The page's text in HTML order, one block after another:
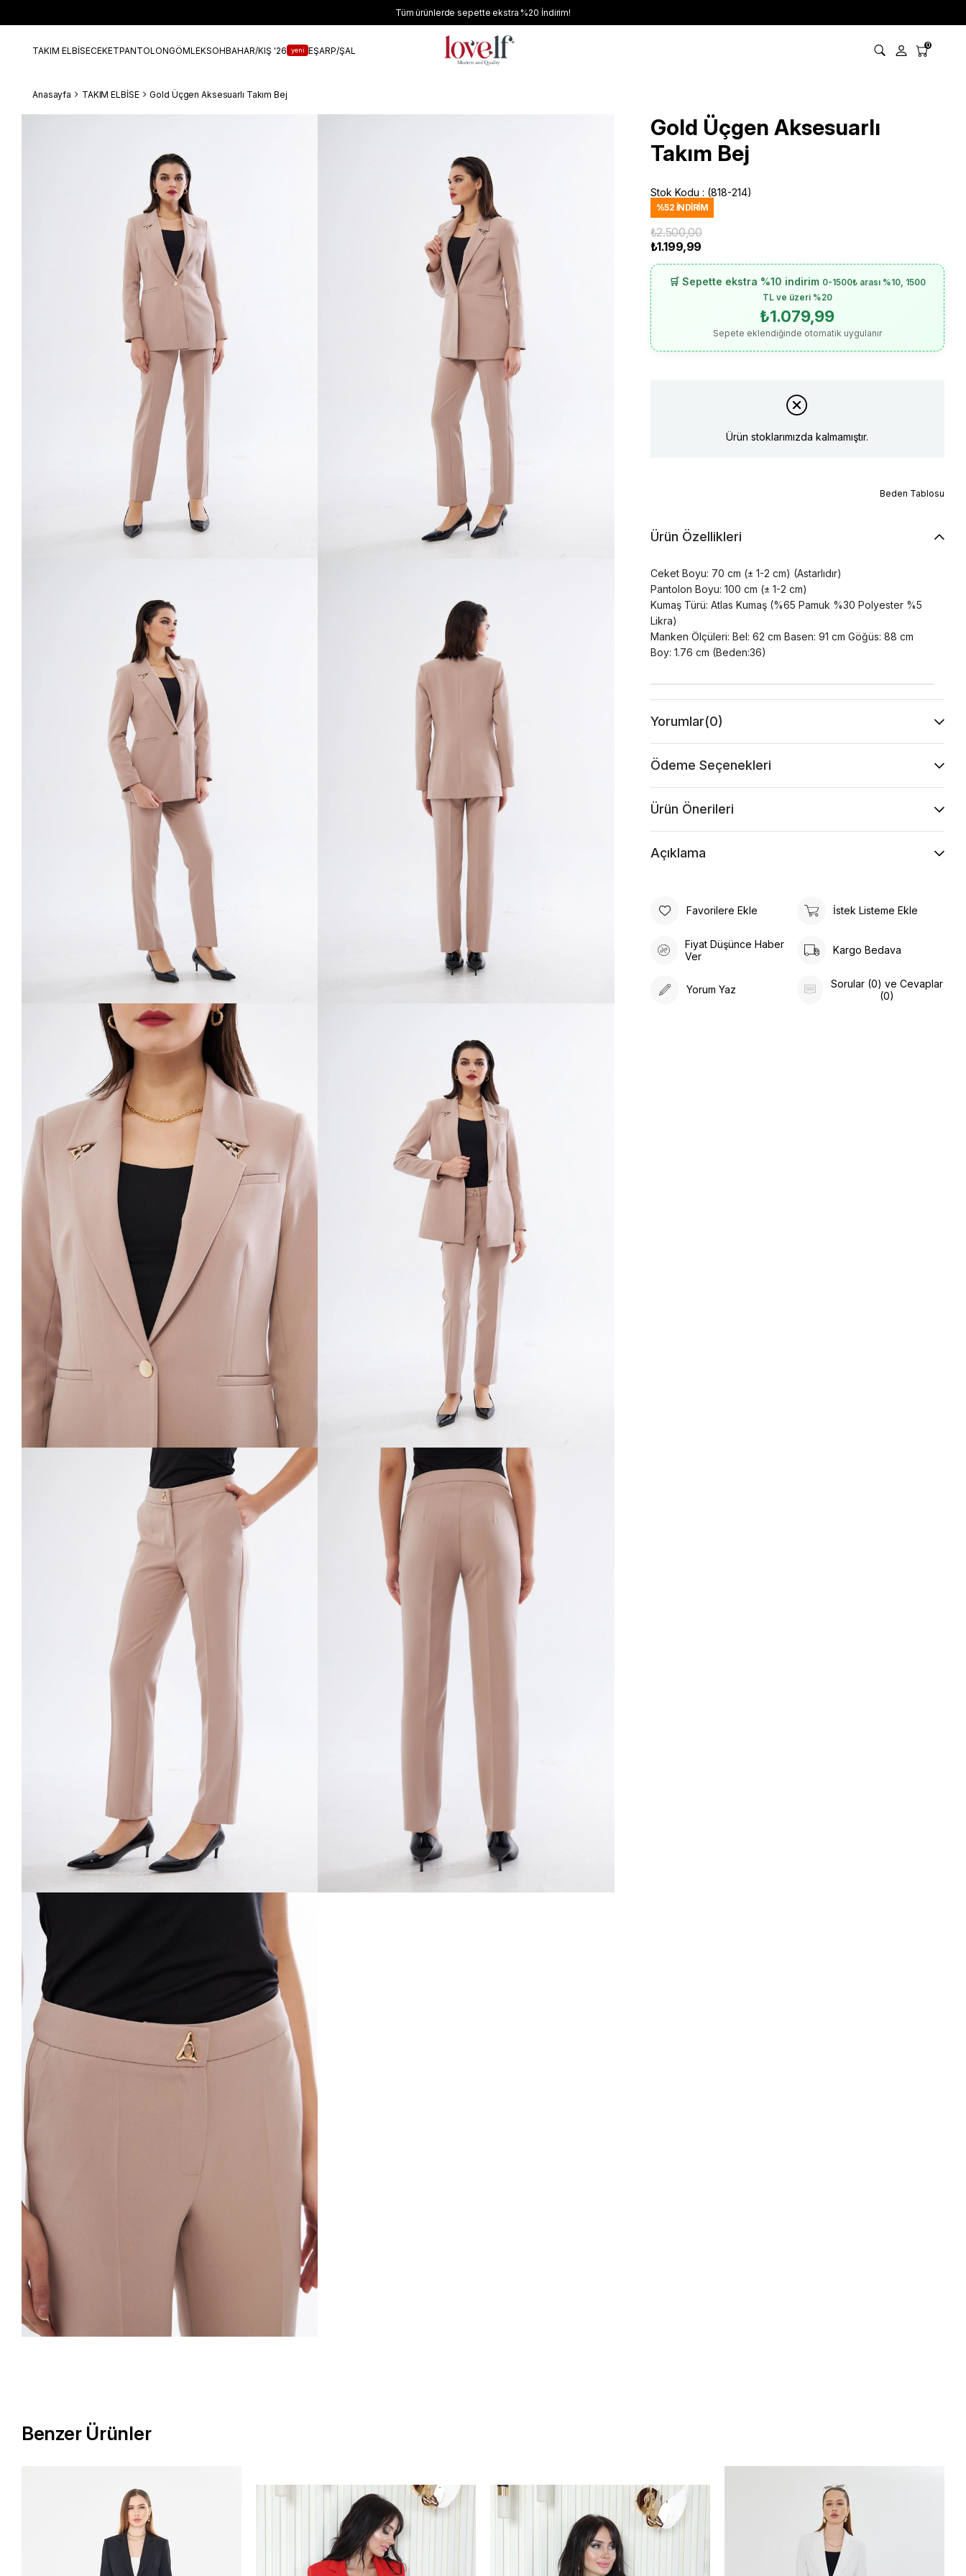
Tüm ürünlerde sepette ekstra %20 İndirim!
TAKIM ELBİSECEKETPANTOLONGÖMLEKSOHBAHAR/KIŞ '26 yeni EŞARP/ŞAL 0
Anasayfa TAKIM ELBİSE Gold Üçgen Aksesuarlı Takım Bej
Gold Üçgen Aksesuarlı
Takım Bej
Stok Kodu (818-214)
%52 İNDIRIM
₺2.500,00
₺1.199,99
🛒 Sepette ekstra %10 indirim 0-1500₺ arası %10, 1500
TL ve üzeri %20
₺1.079,99
Sepete eklendiğinde otomatik uygulanır
Ürün stoklarımızda kalmamıştır.
Beden Tablosu
Ürün Özellikleri
Ceket Boyu: 70 cm (± 1-2 cm) (Astarlıdır)
Pantolon Boyu: 100 cm (± 1-2 cm)
Kumaş Türü: Atlas Kumaş (%65 Pamuk %30 Polyester %5
Likra)
Manken Ölçüleri: Bel: 62 cm Basen: 91 cm Göğüs: 88 cm
Boy: 1.76 cm (Beden:36)
Yorumlar(0)
Ödeme Seçenekleri
Ürün Önerileri
Açıklama
Favorilere Ekle İstek Listeme Ekle
Fiyat Düşünce Haber
Ver
Kargo Bedava
Yorum Yaz
Sorular (0) ve Cevaplar
(0)
Benzer Ürünler